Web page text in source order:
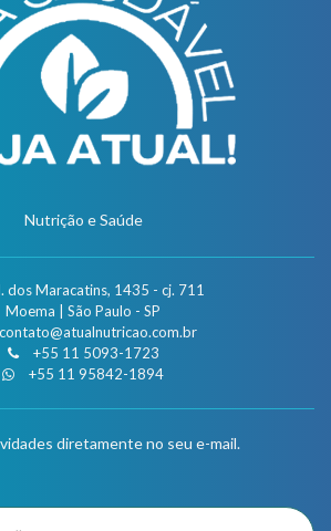
Nutrição e Saúde
dos Maracatins, 1435 - cj. 711
Moema | São Paulo - SP
contato@atualnutricao.com.br
+55 11 5093-1723
+55 11 95842-1894
diretamente no seu e-mail.